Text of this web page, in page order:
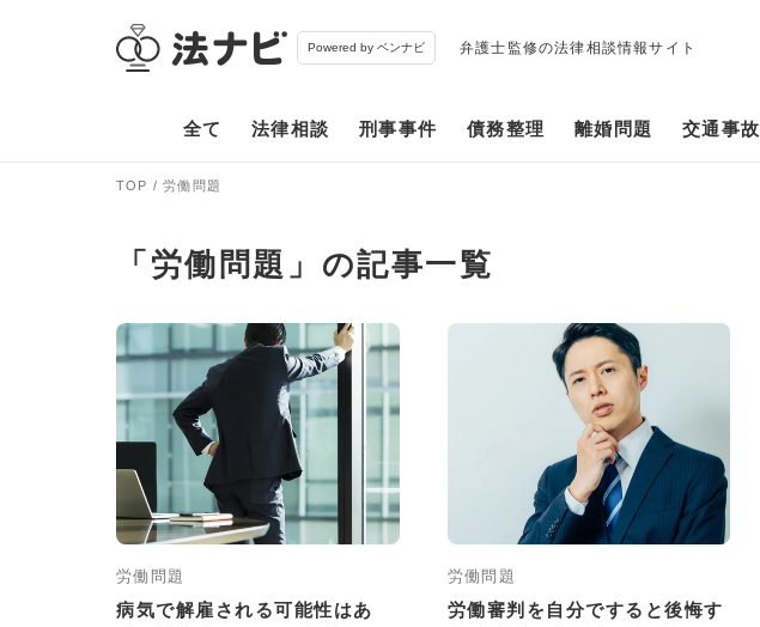
Powered by ベンナビ 弁護士監修の法律相談情報サイト
全て 法律相談 刑事事件 債務整理 離婚問題 交通事故
TOP 労働問題
「労働問題」の記事一覧
労働問題
病気で解雇される可能性はあ
労働問題
労働審判を自分ですると後悔す